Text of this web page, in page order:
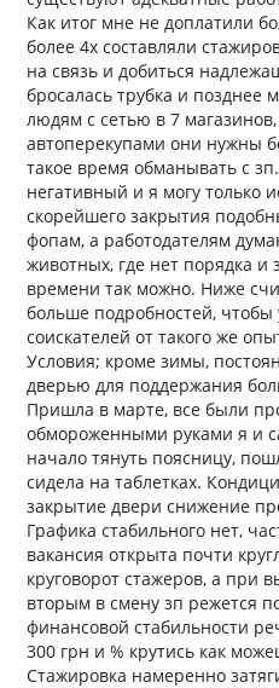
Как итог мне не доплатили
более 4х составляли
на связь и добиться
бросалась трубка и позднее
людям с сетью в 7
автоперекупами они нужны
такое время обманывать с
негативный и я могу только
скорейшего закрытия
фопам, а работодателям
животных, где нет порядка и
времени так можно. Ниже
больше подробностей,
соискателей от такого же
Условия; кроме зимы,
дверью для поддержания
Пришла в марте, все были
обмороженными руками я и
начало тянуть поясницу,
сидела на таблетках.
закрытие двери снижение
Графика стабильного нет,
вакансия открыта почти
круговорот стажеров, а при
вторым в смену зп режется
финансовой стабильности
300 грн и % крутись как
Стажировка намеренно